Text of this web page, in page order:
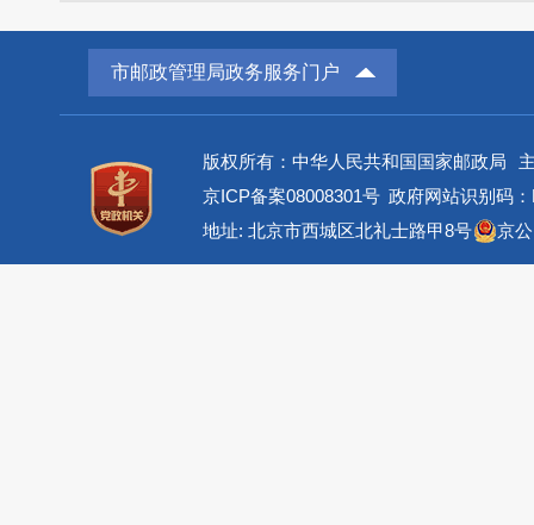
市邮政管理局政务服务门户
版权所有：中华人民共和国国家邮政局
京ICP备案08008301号 政府网站识别码
地址: 北京市西城区北礼士路甲8号
京